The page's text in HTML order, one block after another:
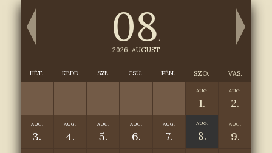
08 .
2026. AUGUST
HÉT. KEDD SZE. CSÜ. PÉN. SZO. VAS.
AUG.
1.
AUG.
2.
AUG.
3.
AUG.
4.
AUG.
5.
AUG.
6.
AUG.
7.
AUG.
8.
AUG.
9.